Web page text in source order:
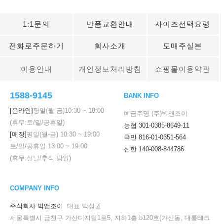
1:1문의 반품교환안내 사이즈선택요령
전화로주문하기 회사소개 도매주실분
이용안내 개인정보처리방침 쇼핑몰이용약관
1588-9145
[온라인] 평일(월-금)10:30 ~ 18:00
(휴무:토/일/공휴일)
[매장] 평일(월-금) 10:30 ~ 19:00
토/일/공휴일 13:00 ~ 19:00
(휴무:설날/추석 당일)
BANK INFO
예금주명 (주)빅앤조이
농협 301-0385-8649-11
국민 816-01-0351-564
신한 140-008-844786
COMPANY INFO
주식회사 빅앤조이
대표 박성권
서울특별시 금천구 가산디지털1로5, 지하1층 b120호(가산동, 대륭테크